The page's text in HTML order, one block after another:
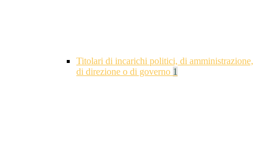
Titolari di incarichi politici, di amministrazione,
di direzione o di governo 1